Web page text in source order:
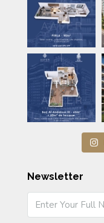
Newsletter